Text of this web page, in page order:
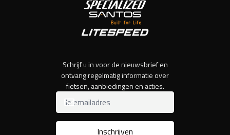
Schrijf u in voor de nieuwsbrief en
ontvang regelmatig informatie over
fietsen, aanbiedingen en acties.
Inschrijven